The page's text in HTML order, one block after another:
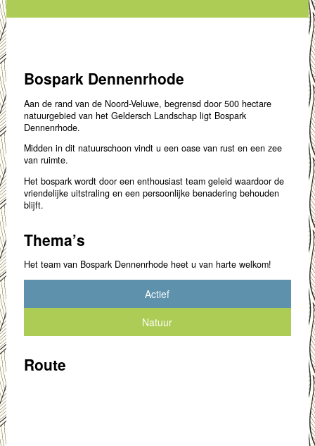
Bospark Dennenrhode
Aan de rand van de Noord-Veluwe, begrensd door 500 hectare
natuurgebied van het Geldersch Landschap ligt Bospark
Dennenrhode.
Midden in dit natuurschoon vindt u een oase van rust en een zee
van ruimte.
Het bospark wordt door een enthousiast team geleid waardoor de
vriendelijke uitstraling en een persoonlijke benadering behouden
blijft.
Thema’s
Het team van Bospark Dennenrhode heet u van harte welkom!
Actief
Natuur
Route